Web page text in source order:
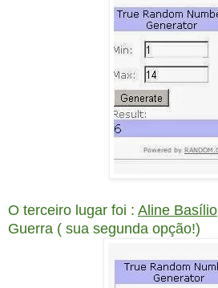
O terceiro lugar foi : Aline Basílio
Guerra ( sua segunda opção!)